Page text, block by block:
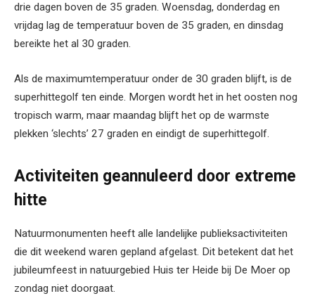
drie dagen boven de 35 graden. Woensdag, donderdag en
vrijdag lag de temperatuur boven de 35 graden, en dinsdag
bereikte het al 30 graden.
Als de maximumtemperatuur onder de 30 graden blijft, is de
superhittegolf ten einde. Morgen wordt het in het oosten nog
tropisch warm, maar maandag blijft het op de warmste
plekken ‘slechts’ 27 graden en eindigt de superhittegolf.
Activiteiten geannuleerd door extreme
hitte
Natuurmonumenten heeft alle landelijke publieksactiviteiten
die dit weekend waren gepland afgelast. Dit betekent dat het
jubileumfeest in natuurgebied Huis ter Heide bij De Moer op
zondag niet doorgaat.